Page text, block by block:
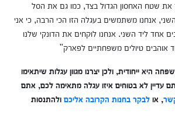
את שטח האחסון הגדול בצד, כמו גם את הסל
אנחנו משתמשים בעגלה הזו הכי הרבה, כי אני
אחד ליד השני. אנחנו לוקחים את הדונקי שלנו
אוהבים טיולים משפחתיים לפארק"
היא ייחודית, ולכן יצרנו מגוון עגלות שיתאימו
עדיין לא בטוחים איזו עגלה מתאימה לכם, אתם
, או לבקר בחנות הקרובה אליכם ולהתנסות